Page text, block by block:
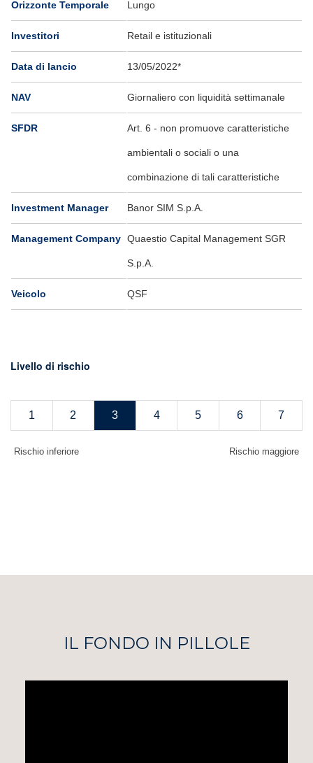
Orizzonte Temporale Lungo
Investitori Retail e istituzionali
Data di lancio 13/05/2022*
NAV Giornaliero con liquidità settimanale
SFDR Art. 6 - non promuove caratteristiche
ambientali o sociali o una
combinazione di tali caratteristiche
Investment Manager Banor SIM S.p.A.
Management Company Quaestio Capital Management SGR
S.p.A.
Veicolo QSF
Livello di rischio
1 2 3 4 5 6 7
Rischio inferiore Rischio maggiore
IL FONDO IN PILLOLE